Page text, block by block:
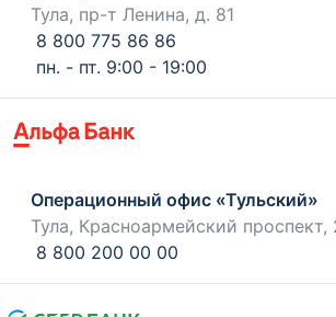
Тула, пр-т Ленина, д. 81
8 800 775 86 86
пн. - пт. 9:00 - 19:00
Операционный офис «Тульский»
Тула, Красноармейский проспект,
8 800 200 00 00